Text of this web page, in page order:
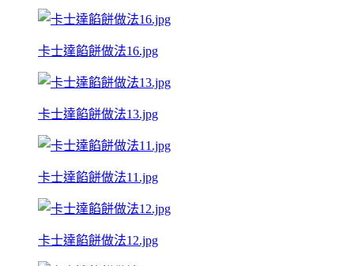
卡士達餡餅做法16.jpg
卡士達餡餅做法13.jpg
卡士達餡餅做法11.jpg
卡士達餡餅做法12.jpg